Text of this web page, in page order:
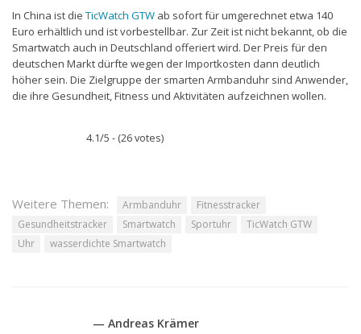
In China ist die TicWatch GTW ab sofort für umgerechnet etwa 140
Euro erhältlich und ist vorbestellbar. Zur Zeit ist nicht bekannt, ob die
Smartwatch auch in Deutschland offeriert wird. Der Preis für den
deutschen Markt dürfte wegen der Importkosten dann deutlich
höher sein. Die Zielgruppe der smarten Armbanduhr sind Anwender,
die ihre Gesundheit, Fitness und Aktivitäten aufzeichnen wollen.
4.1/5 - (26 votes)
Weitere Themen: Armbanduhr
Fitnesstracker
Gesundheitstracker
Smartwatch Sportuhr
TicWatch GTW
Uhr
wasserdichte Smartwatch
— Andreas Krämer